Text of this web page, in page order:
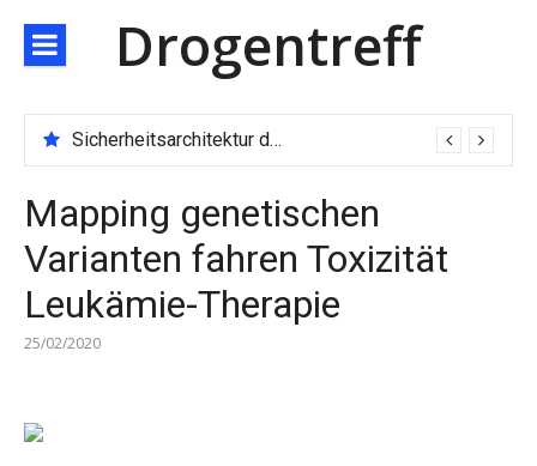
zum
Inhalt
Drogentreff
Sicherheitsarchitektur der nächsten Generation: JARXE kombiniert Multi-Wallet und MPC als Schutzschild für digitales Vertrauen
Mapping genetischen
Varianten fahren Toxizität
Leukämie-Therapie
25/02/2020